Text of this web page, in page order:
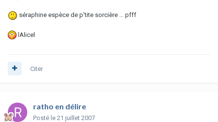
séraphine espèce de p'tite sorcière ... pfff
lAlicel
Citer
ratho en délire
Posté le 21 juillet 2007